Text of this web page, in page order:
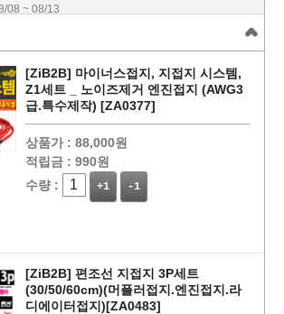
PAYCO 바로
08 ~ 08/13
[ZiB2B] 마이너스접지, 지접지 시스템,
Z1세트 _ 노이즈제거 엔진접지 (AWG3
급.특수제작) [ZA0377]
상품가 : 88,000원
적립금 : 990원
수량 :
+1 -1
[ZiB2B] 편조선 지접지 3P세트
(30/50/60cm)(머플러접지.엔진접지.라
디에이터접지)[ZA0483]